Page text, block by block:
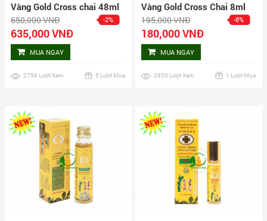
Vàng Gold Cross chai 48ml
650,000 VNĐ -2%
635,000 VNĐ
MUA NGAY
2796 Lượt Xem 5 Lượt Mua
Vàng Gold Cross Chai 8ml
195,000 VNĐ -8%
180,000 VNĐ
MUA NGAY
2920 Lượt Xem 1 Lượt Mua